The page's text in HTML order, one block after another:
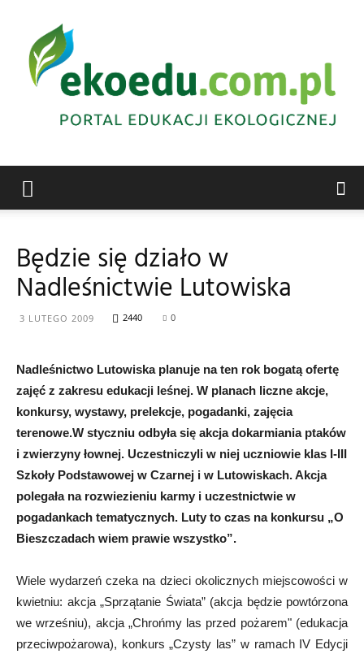
ekologiczna
Będzie się działo w
Nadleśnictwie Lutowiska
3 LUTEGO 2009 2440 0
Nadleśnictwo Lutowiska planuje na ten rok bogatą ofertę
zajęć z zakresu edukacji leśnej. W planach liczne akcje,
konkursy, wystawy, prelekcje, pogadanki, zajęcia
terenowe.W styczniu odbyła się akcja dokarmiania ptaków
i zwierzyny łownej. Uczestniczyli w niej uczniowie klas I-III
Szkoły Podstawowej w Czarnej i w Lutowiskach. Akcja
polegała na rozwiezieniu karmy i uczestnictwie w
pogadankach tematycznych. Luty to czas na konkursu „O
Bieszczadach wiem prawie wszystko”.
Wiele wydarzeń czeka na dzieci okolicznych miejscowości w
kwietniu: akcja „Sprzątanie Świata” (akcja będzie powtórzona
we wrześniu), akcja „Chrońmy las przed pożarem" (edukacja
przeciwpożarowa), konkurs „Czysty las” w ramach IV Edycji